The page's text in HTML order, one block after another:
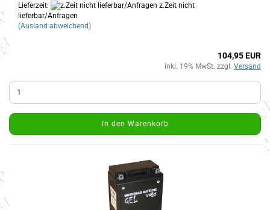
Lieferzeit:
z.Zeit nicht
lieferbar/Anfragen
(Ausland abweichend)
104,95 EUR
inkl. 19% MwSt. zzgl. Versand
In den Warenkorb